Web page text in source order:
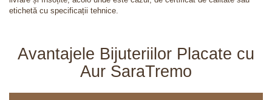
etichetă cu specificații tehnice.
Avantajele Bijuteriilor Placate cu
Aur SaraTremo